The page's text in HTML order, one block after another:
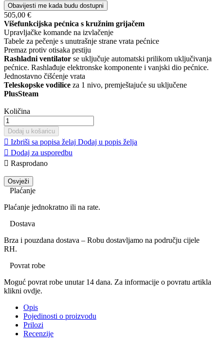
Obavijesti me kada budu dostupni
505,00 €
Višefunkcijska pećnica s kružnim grijačem
Upravljačke komande na izvlačenje
Tabele za pečenje s unutrašnje strane vrata pećnice
Premaz protiv otisaka prstiju
Rashladni ventilator se uključuje automatski prilikom uključivanja
pećnice. Rashlađuje elektronske komponente i vanjski dio pećnice.
Jednostavno čišćenje vrata
Teleskopske vodilice za 1 nivo, premještajuće su uključene
PlusSteam
Količina
Dodaj u košaricu
 Izbriši sa popisa želaj Dodaj u popis želja
 Dodaj za usporedbu
 Rasprodano
Plaćanje
Plaćanje jednokratno ili na rate.
Dostava
Brza i pouzdana dostava – Robu dostavljamo na području cijele
RH.
Povrat robe
Moguć povrat robe unutar 14 dana. Za informacije o povratu artikla
klikni ovdje.
Opis
Pojedinosti o proizvodu
Prilozi
Recenzije